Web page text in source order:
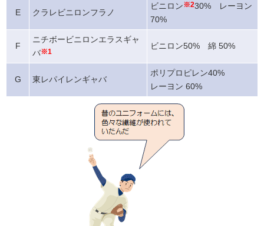
E クラレビニロンフラノ
ビニロン※230% レーヨン
70%
F
ニチボービニロンエラスギャ
バ※1
ビニロン50% 綿 50%
G 東レパイレンギャバ
ポリプロピレン40%
レーヨン 60%